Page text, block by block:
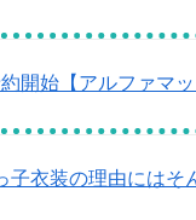
開始【アルファマッ
子衣装の理由にはそ